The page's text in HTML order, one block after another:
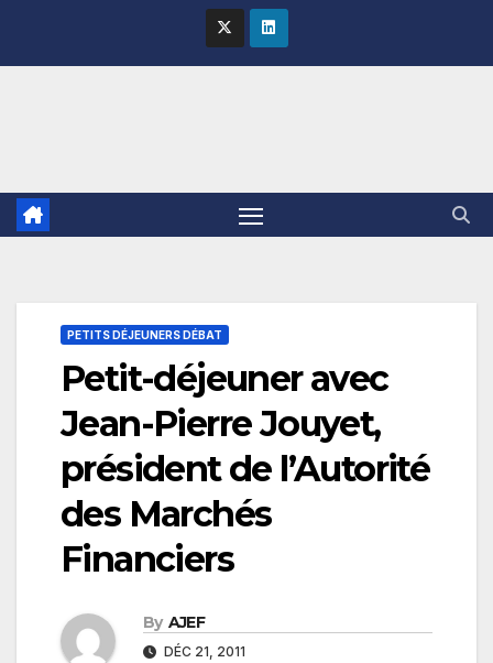
PETITS DÉJEUNERS DÉBAT
Petit-déjeuner avec
Jean-Pierre Jouyet,
président de l’Autorité
des Marchés
Financiers
By AJEF
DÉC 21, 2011